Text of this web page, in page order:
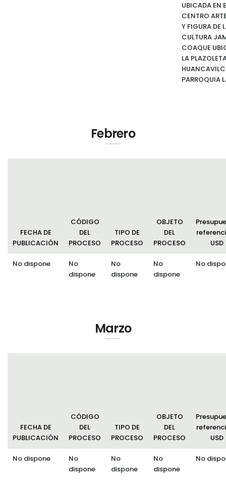
UBICADA EN
CENTRO
Y FIGURA DE
CULTURA
COAQUE
LA
PARROQUIA
Febrero
FECHA DE
PUBLICACIÓN
CÓDIGO
DEL
PROCESO
TIPO DE
PROCESO
OBJETO
DEL
PROCESO
USD
No dispone
No
dispone
No
dispone
No
dispone
No
Marzo
FECHA DE
PUBLICACIÓN
CÓDIGO
DEL
PROCESO
TIPO DE
PROCESO
OBJETO
DEL
PROCESO
USD
No dispone
No
dispone
No
dispone
No
dispone
No